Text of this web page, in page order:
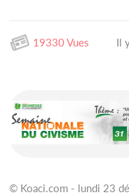
19330 Vues Il
© Koaci.com - lundi 23